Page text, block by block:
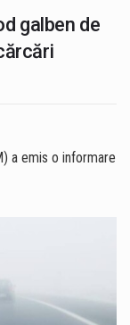
galben de
a emis o informare